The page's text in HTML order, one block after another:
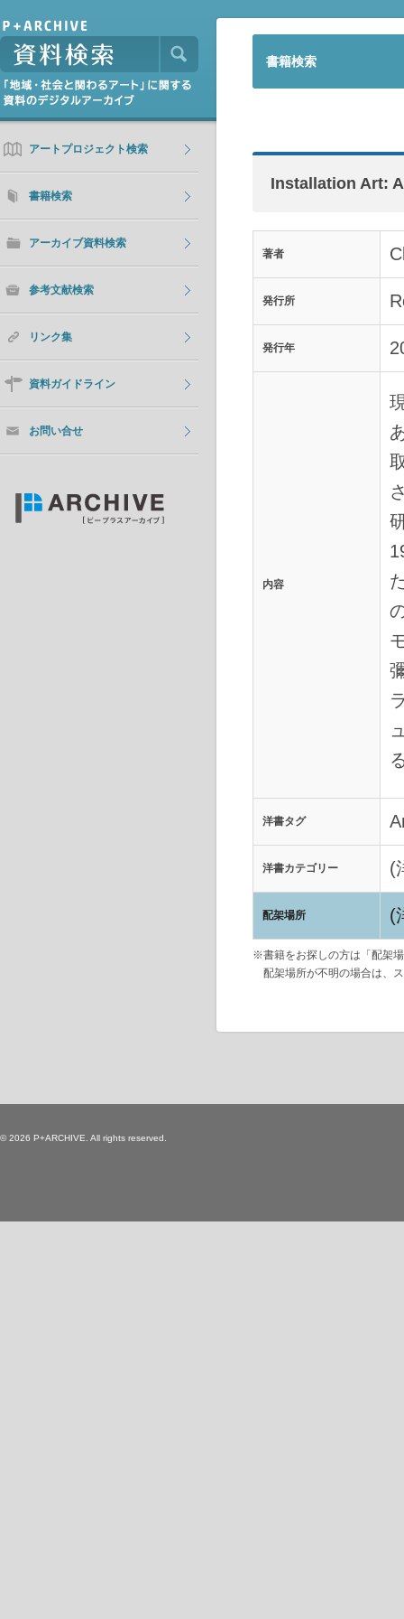
アートプロジェクト検索
書籍検索
アーカイブ資料検索
参考文献検索
リンク集
資料ガイドライン
お問い合せ
書籍検索
Installation Art:
著者
発行所
発行年
内容
洋書タグ
洋書カテゴリー (
配架場所 (
※書籍をお探しの方は「配架
配架場所が不明の場合は、
© 2026 P+ARCHIVE. All rights reserved.